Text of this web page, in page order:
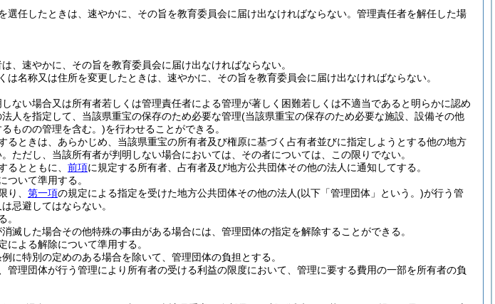
選任したときは、速やかに、その旨を教育委員会に届け出なければならない。 管理責任者を解任した場
、速やかに、その旨を教育委員会に届け出なければならない。
名称又は住所を変更したときは、速やかに、その旨を教育委員会に届け出なければならない。
ない場合又は所有者若しくは管理責任者による管理が著しく困難若しくは不適当であると明らかに認め
人を指定して、当該県重宝の保存のため必要な管理(当該県重宝の保存のため必要な施設、設備その他
ものの管理を含む。)を行わせることができる。
るときは、あらかじめ、当該県重宝の所有者及び権原に基づく占有者並びに指定しようとする他の地方
ただし、当該所有者が判明しない場合においては、その者については、この限りでない。
るとともに、 前項に規定する所有者、占有者及び地方公共団体その他の法人に通知してする。
ついて準用する。
り、 第一項の規定による指定を受けた地方公共団体その他の法人(以下「管理団体」という。)が行う管
忌避してはならない。
。
滅した場合その他特殊の事由がある場合には、管理団体の指定を解除することができる。
による解除について準用する。
に特別の定めのある場合を除いて、管理団体の負担とする。
管理団体が行う管理により所有者の受ける利益の限度において、管理に要する費用の一部を所有者の負